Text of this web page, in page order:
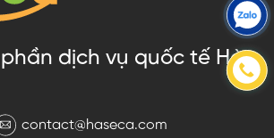
dịch vụ quốc tế Hà
contact@haseca.com